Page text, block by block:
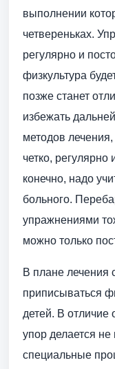
выполнении
четвереньках.
регулярно и
физкультура
позже станет
избежать
методов
четко,
конечно, надо
больного.
упражнениями
можно только
В плане лечения
приписываться
детей. В отличие
упор делается
специальные